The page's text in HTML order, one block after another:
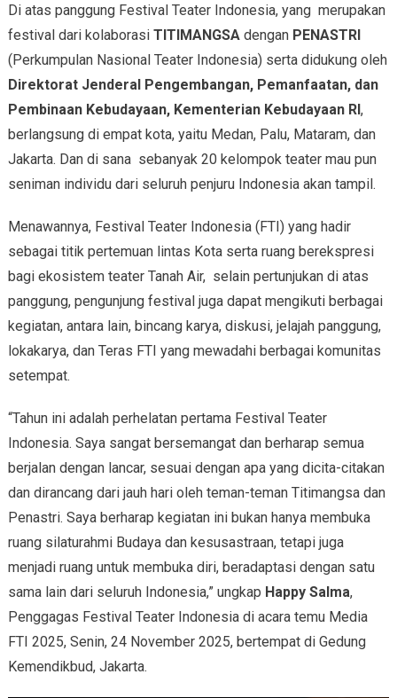
Di atas panggung Festival Teater Indonesia, yang merupakan
festival dari kolaborasi TITIMANGSA dengan PENASTRI
(Perkumpulan Nasional Teater Indonesia) serta didukung oleh
Direktorat Jenderal Pengembangan, Pemanfaatan, dan
Pembinaan Kebudayaan, Kementerian Kebudayaan RI,
berlangsung di empat kota, yaitu Medan, Palu, Mataram, dan
Jakarta. Dan di sana sebanyak 20 kelompok teater mau pun
seniman individu dari seluruh penjuru Indonesia akan tampil.
Menawannya, Festival Teater Indonesia (FTI) yang hadir
sebagai titik pertemuan lintas Kota serta ruang berekspresi
bagi ekosistem teater Tanah Air, selain pertunjukan di atas
panggung, pengunjung festival juga dapat mengikuti berbagai
kegiatan, antara lain, bincang karya, diskusi, jelajah panggung,
lokakarya, dan Teras FTI yang mewadahi berbagai komunitas
setempat.
“Tahun ini adalah perhelatan pertama Festival Teater
Indonesia. Saya sangat bersemangat dan berharap semua
berjalan dengan lancar, sesuai dengan apa yang dicita-citakan
dan dirancang dari jauh hari oleh teman-teman Titimangsa dan
Penastri. Saya berharap kegiatan ini bukan hanya membuka
ruang silaturahmi Budaya dan kesusastraan, tetapi juga
menjadi ruang untuk membuka diri, beradaptasi dengan satu
sama lain dari seluruh Indonesia,” ungkap Happy Salma,
Penggagas Festival Teater Indonesia di acara temu Media
FTI 2025, Senin, 24 November 2025, bertempat di Gedung
Kemendikbud, Jakarta.